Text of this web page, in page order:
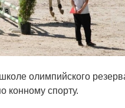
олимпийского
конному спорту.